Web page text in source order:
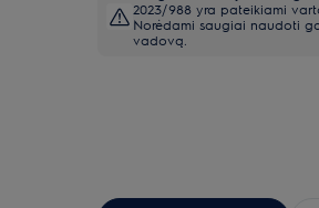
2023/988 yra pateikiami
Norėdami saugiai naudoti
vadovą.